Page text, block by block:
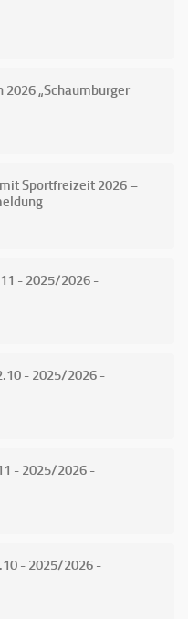
2026 „Schaumburger
Sportfreizeit 2026 –
- 2025/2026 -
- 2025/2026 -
- 2025/2026 -
- 2025/2026 -